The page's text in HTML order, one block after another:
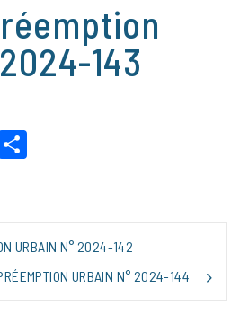
143
URBAIN N° 2024-142
URBAIN N° 2024-144